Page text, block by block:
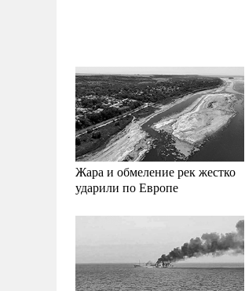
Жара и обмеление рек жестко
ударили по Европе